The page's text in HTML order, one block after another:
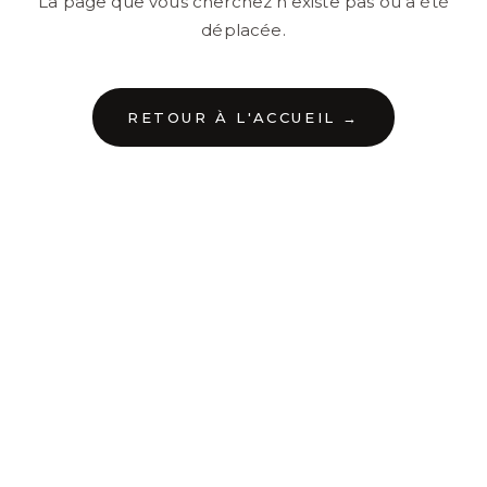
déplacée.
RETOUR À L'ACCUEIL →